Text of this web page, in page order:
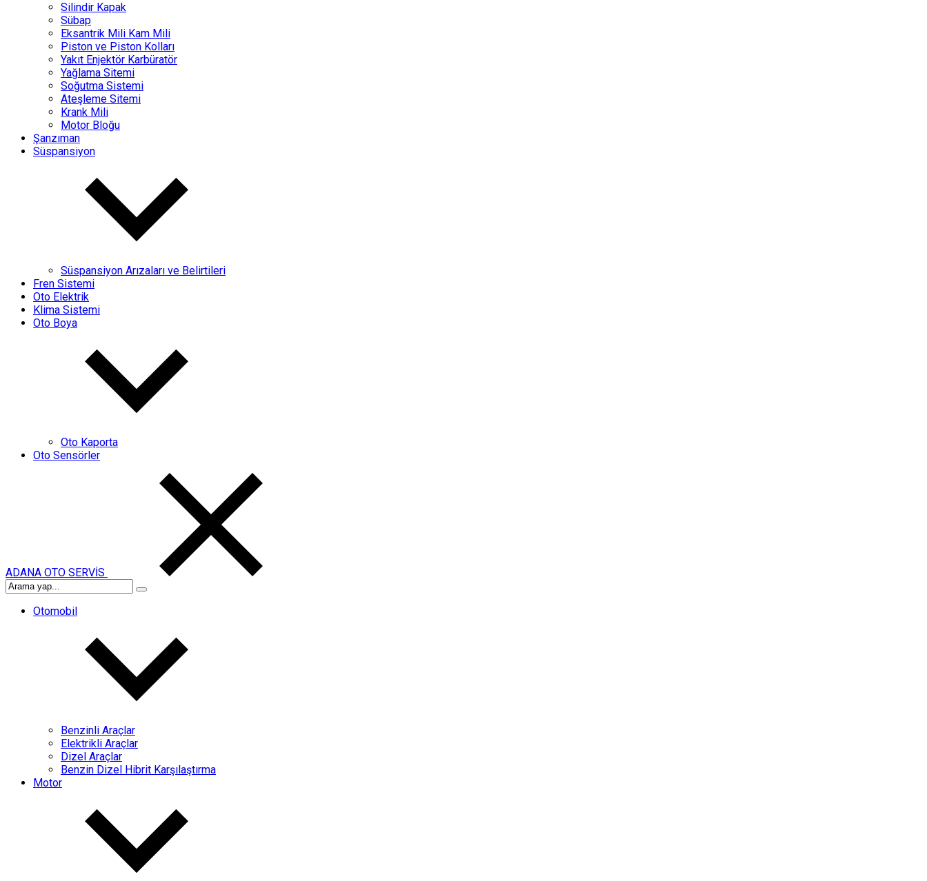
Silindir Kapak
Sübap
Eksantrik Mili Kam Mili
Piston ve Piston Kolları
Yakıt Enjektör Karbüratör
Yağlama Sitemi
Soğutma Sistemi
Ateşleme Sitemi
Krank Mili
Motor Bloğu
Şanzıman
Süspansiyon
Süspansiyon Arızaları ve Belirtileri
Fren Sistemi
Oto Elektrik
Klima Sistemi
Oto Boya
Oto Kaporta
Oto Sensörler
ADANA OTO SERVİS
Otomobil
Benzinli Araçlar
Elektrikli Araçlar
Dizel Araçlar
Benzin Dizel Hibrit Karşılaştırma
Motor